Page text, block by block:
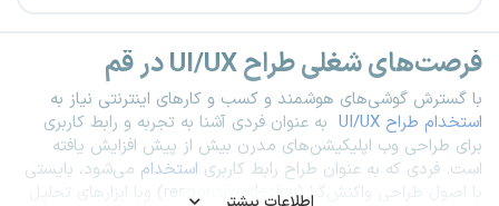
فرصت‌های شغلی طراح در قم
با گسترش گوشی‌های هوشمند و کسب و کارهای اینترنتی نیاز به
استخدام طراح
به عنوان فردی آشنا به تجربه و رابط کاربری
برای طراحی وب اپلیکیشن‌های مدرن بیش از پیش افزایش یافته
است. فردی که به عنوان طراح رابط کاربری استخدام می‌شود، بایستی
با اصول طراحی واکنش‌گرا(responsive design)
وبا ابزارهای تحلیل